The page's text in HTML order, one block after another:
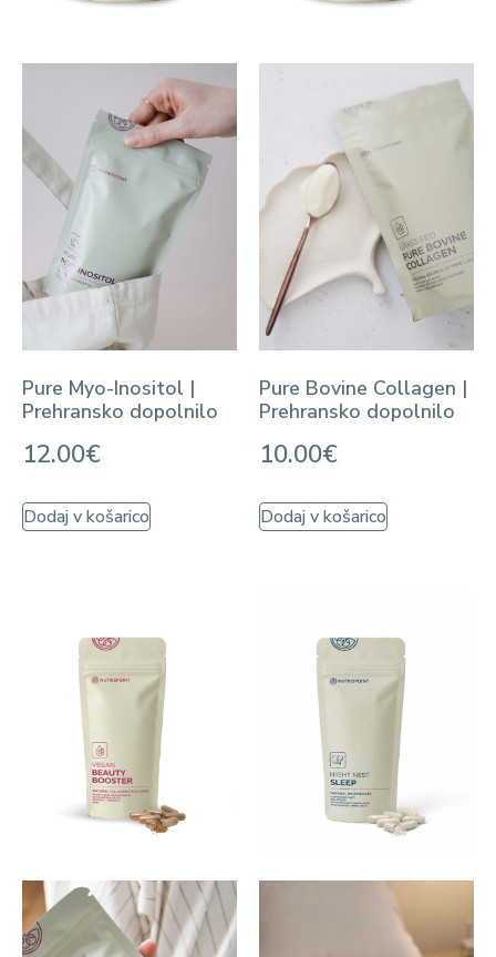
Pure Myo-Inositol |
Prehransko dopolnilo
12.00€
Dodaj v košarico
Pure Bovine Collagen |
Prehransko dopolnilo
10.00€
Dodaj v košarico